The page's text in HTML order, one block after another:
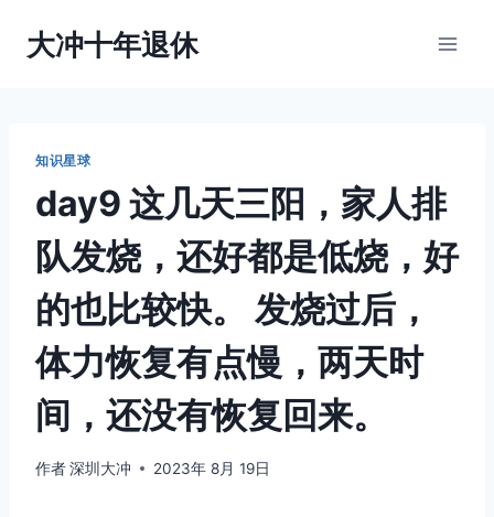
大冲十年退休
知识星球
day9 这几天三阳，家人排
队发烧，还好都是低烧，好
的也比较快。 发烧过后，
体力恢复有点慢，两天时
间，还没有恢复回来。
作者深圳大冲 2023年 8月 19日